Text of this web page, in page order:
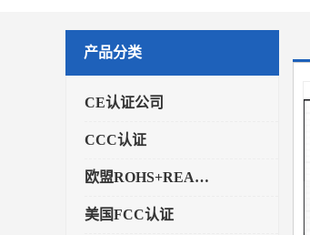
产品分类
CE认证公司
CCC认证
欧盟ROHS+REACH认证
美国FCC认证